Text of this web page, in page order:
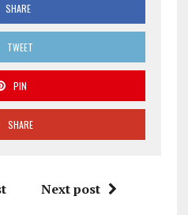
SHARE
TWEET
PIN
SHARE
Next post